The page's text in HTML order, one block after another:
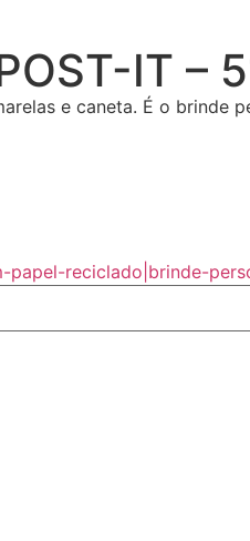
IT –
e caneta. É o brinde
reciclado|brinde-